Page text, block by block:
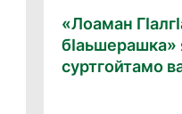
«Лоаман
бIаьшерашка»
суртгойтамо